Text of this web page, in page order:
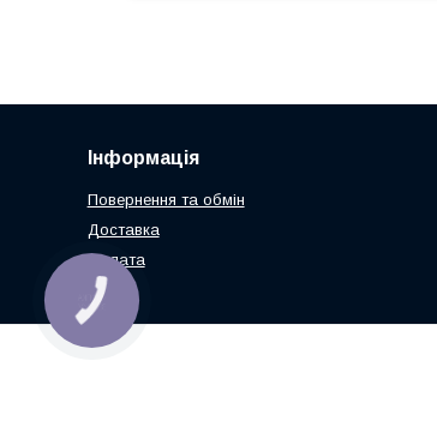
Інформація
Повернення та обмін
Доставка
Оплата
КНОПКА
ЗВ'ЯЗКУ